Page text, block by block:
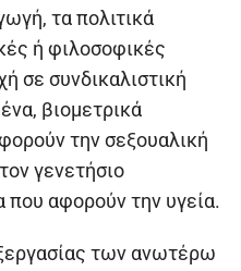
τα πολιτικά
ή φιλοσοφικές
σε συνδικαλιστική
βιομετρικά
την σεξουαλική
γενετήσιο
που αφορούν την υγεία.
των ανωτέρω